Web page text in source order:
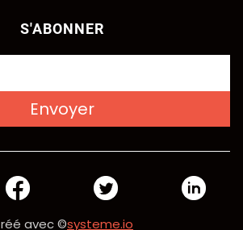
S'ABONNER
Envoyer
avec ©systeme.io